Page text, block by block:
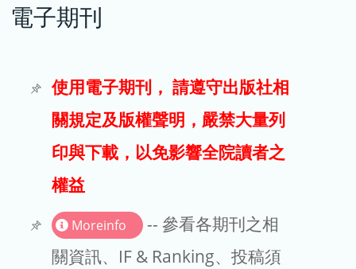
電子期刊
試用
文章處理費
電子期刊
使用電子期刊， 請遵守出版社相
關規定及版權聲明，嚴禁大量列
印與下載，以免影響全院讀者之
權益
Moreinfo
-- 參看各期刊之相
關資訊、IF & Ranking、投稿須